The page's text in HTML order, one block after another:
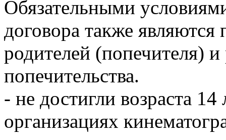
Обязательными
договора также являются
родителей (попечителя)
попечительства.
- не достигли возраста
организациях